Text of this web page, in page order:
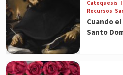
Catequesis
Recursos
Cuando
Santo